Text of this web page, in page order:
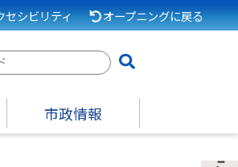
セシビリティ オープニングに戻る
市政情報